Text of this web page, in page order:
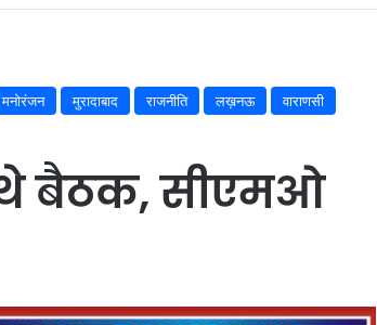
मनोरंजन मुरादाबाद राजनीति लख़नऊ
वाराणसी
थे बैठक, सीएमओ